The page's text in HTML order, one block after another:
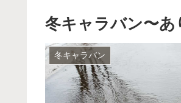
冬キャラバン〜
冬キャラバン